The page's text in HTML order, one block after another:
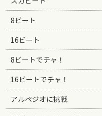
8ビート
16ビート
8ビートでチャ！
16ビートでチャ！
アルペジオに挑戦